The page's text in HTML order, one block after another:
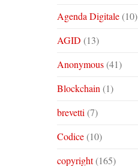
Agenda Digitale(10)
AGID (13)
Anonymous(41)
Blockchain (1)
brevetti (7)
Codice(10)
copyright(165)